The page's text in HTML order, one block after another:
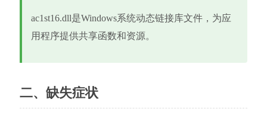
ac1st16.dll是Windows系统动态链接库文件，为应
用程序提供共享函数和资源。
二、缺失症状